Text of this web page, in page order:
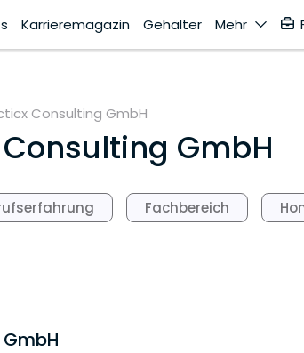
Karrieremagazin Gehälter Mehr
Consulting GmbH
GmbH
Fachbereich